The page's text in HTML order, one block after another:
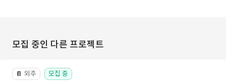
모집 중인 다른 프로젝트
📔 외주 모집 중